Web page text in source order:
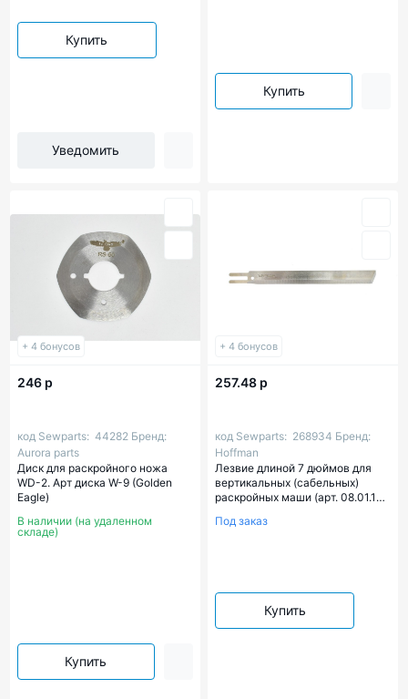
Купить
Уведомить
Купить
+ 4 бонусов
246 р
код Sewparts: 44282 Бренд:
Aurora parts
Диск для раскройного ножа
WD-2. Арт диска W-9 (Golden
Eagle)
В наличии (на удаленном
складе)
Купить
+ 4 бонусов
257.48 р
код Sewparts: 268934 Бренд:
Hoffman
Лезвие длиной 7 дюймов для
вертикальных (сабельных)
раскройных маши (арт. 08.01.14-
Под заказ
Купить